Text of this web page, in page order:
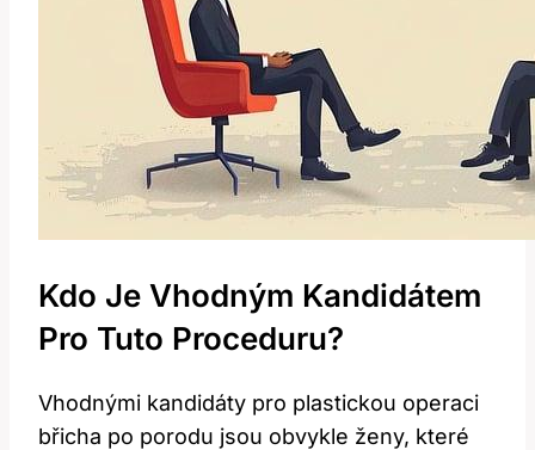
Kdo Je Vhodným Kandidátem
Pro Tuto Proceduru?
Vhodnými kandidáty pro plastickou operaci
břicha po porodu jsou obvykle ženy, které